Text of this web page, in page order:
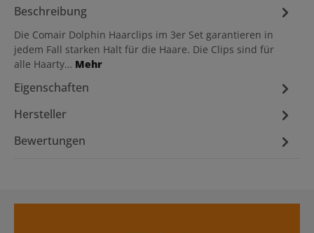
Beschreibung
Die Comair Dolphin Haarclips im 3er Set garantieren in
jedem Fall starken Halt für die Haare. Die Clips sind für
alle Haarty… Mehr
Eigenschaften
Hersteller
Bewertungen